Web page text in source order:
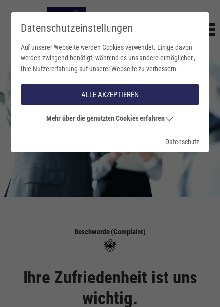
Beschwerde (Complaint)
Ihre Zufriedenheit ist uns
wichtig.
Datenschutzeinstellungen
Auf unserer Webseite werden Cookies verwendet. Einige davon
werden zwingend benötigt, während es uns andere ermöglichen,
Ihre Nutzererfahrung auf unserer Webseite zu verbessern.
ALLE AKZEPTIEREN
Mehr über die genutzten Cookies erfahren
Datenschutz